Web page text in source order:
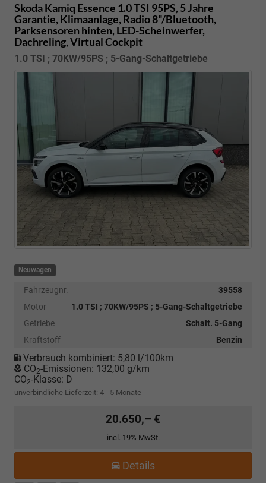
Skoda Kamiq Essence 1.0 TSI 95PS, 5 Jahre
Garantie, Klimaanlage, Radio 8"/Bluetooth,
Parksensoren hinten, LED-Scheinwerfer,
Dachreling, Virtual Cockpit
1.0 TSI ; 70KW/95PS ; 5-Gang-Schaltgetriebe
Neuwagen
Fahrzeugnr.
39558
Motor
1.0 TSI ; 70KW/95PS ; 5-Gang-Schaltgetriebe
Getriebe
Schalt. 5-Gang
Kraftstoff
Benzin
Verbrauch kombiniert: 5,80 l/100km
CO2-Emissionen: 132,00 g/km
CO2-Klasse: D
unverbindliche Lieferzeit: 4 - 5 Monate
20.650,– €
incl. 19% MwSt.
Details